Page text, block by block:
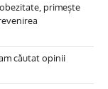
primește
căutat opinii